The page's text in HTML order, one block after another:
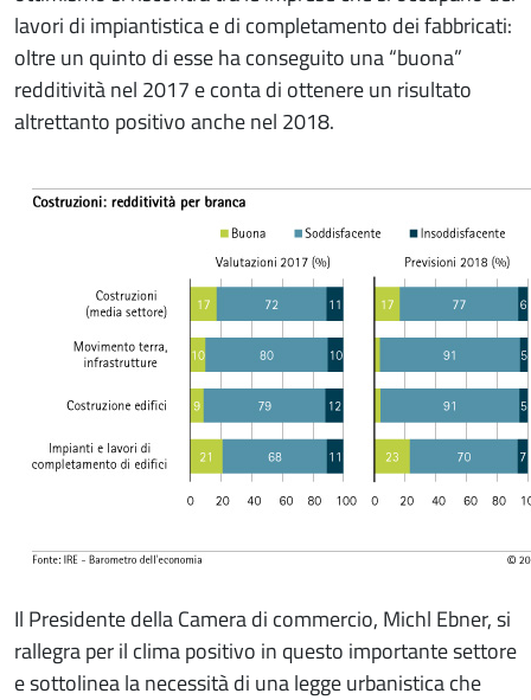
lavori di impiantistica e di completamento dei fabbricati:
oltre un quinto di esse ha conseguito una “buona”
redditività nel 2017 e conta di ottenere un risultato
altrettanto positivo anche nel 2018.
Il Presidente della Camera di commercio, Michl Ebner, si
rallegra per il clima positivo in questo importante settore
e sottolinea la necessità di una legge urbanistica che